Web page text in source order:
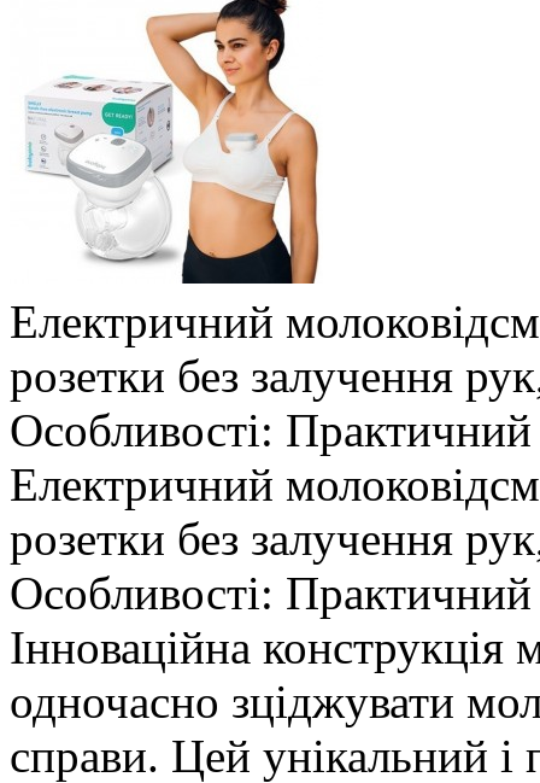
Електричний
розетки без залучення
Особливості: Практичний
Електричний
розетки без залучення
Особливості:
Інноваційна конструкція
одночасно зціджувати
справи. Цей унікальний